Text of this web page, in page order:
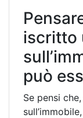
iscritto
può
Se pensi